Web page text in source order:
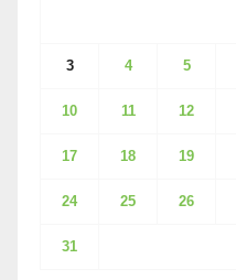
3 4 5
10 11 12
17 18 19
24 25 26
31